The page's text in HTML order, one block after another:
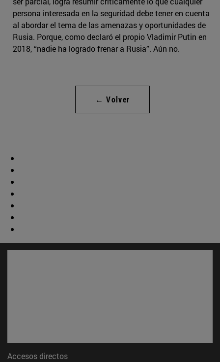
persona interesada en la seguridad debe tener en cuenta
al abordar el tema de las amenazas y oportunidades de
Rusia. Porque, como declaró el propio Vladimir Putin en
2018, “nadie ha logrado frenar a Rusia”. Aún no.
← Volver
Accesos directos